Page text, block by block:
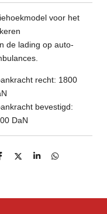
voor het
de lading op auto-
recht: 1800
bevestigd:
DaN
D
S
D